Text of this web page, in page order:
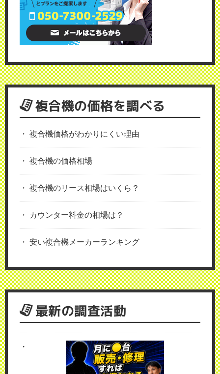
複合機の価格を調べる
複合機価格がわかりにくい理由
複合機の価格相場
複合機のリース相場はいくら？
カウンター料金の相場は？
安い複合機メーカーランキング
最新の調査活動